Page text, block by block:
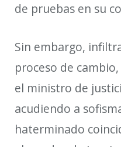
de pruebas en su
Sin embargo,
proceso de
el ministro de
acudiendo a
haterminado